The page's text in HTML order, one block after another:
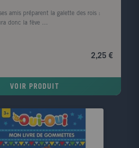
amis préparent la galette des rois :
donc la fève ...
2,25 €
VOIR PRODUIT